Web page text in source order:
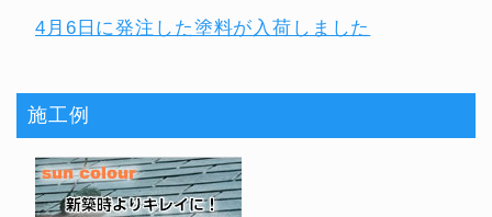
4月6日に発注した塗料が入荷しました
施工例